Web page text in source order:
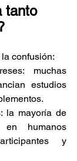
tanto
confusión:
muchas
estudios
la mayoría de
en humanos
y